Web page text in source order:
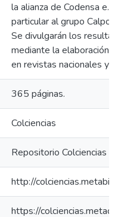
la alianza de Codensa
particular al grupo
Se divulgarán los
mediante la elaboración
en revistas nacionales y/
365 páginas.
Colciencias
Repositorio Colciencias
http://
https://